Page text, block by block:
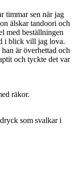
timmar sen när jag
älskar tandoori och
med beställningen
i blick vill jag lova.
är överhettad och
och tyckte det var
räkor.
som svalkar i